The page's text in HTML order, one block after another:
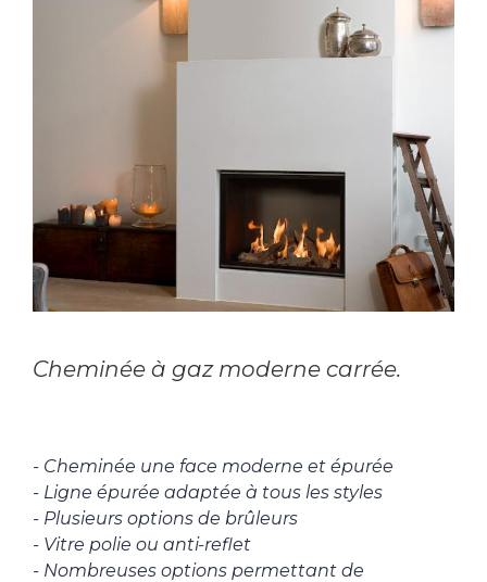
Cheminée à gaz moderne carrée.
- Cheminée une face moderne et épurée
- Ligne épurée adaptée à tous les styles
- Plusieurs options de brûleurs
- Vitre polie ou anti-reflet
- Nombreuses options permettant de